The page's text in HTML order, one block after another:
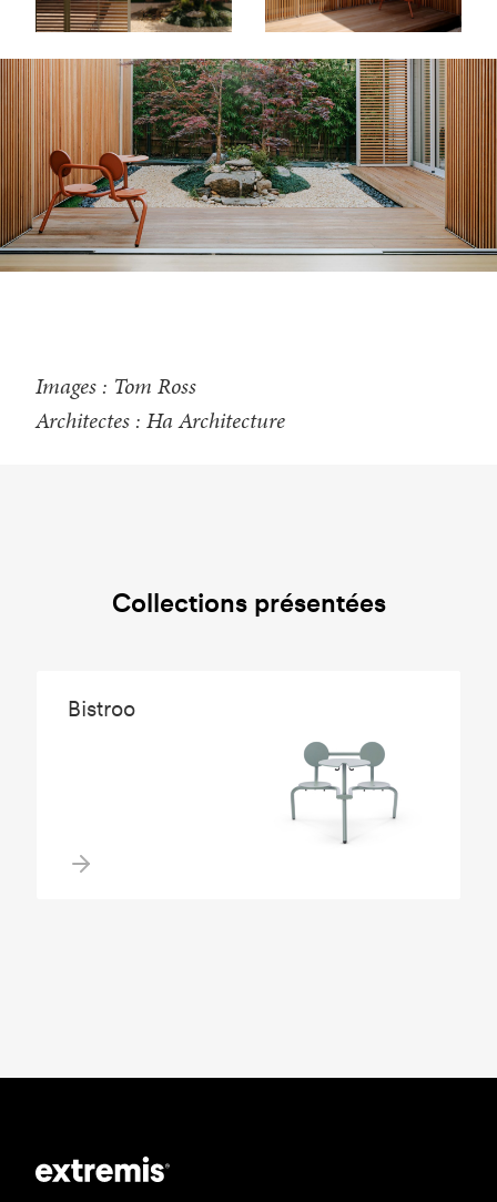
Images : Tom Ross
Architectes : Ha Architecture
Collections présentées
Bistroo